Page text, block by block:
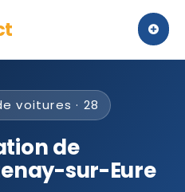
voitures · 28
de
sur-Eure